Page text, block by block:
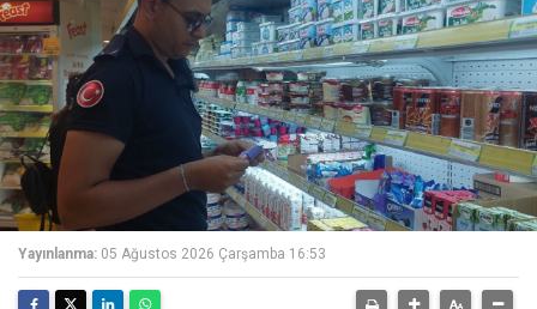
Yayınlanma: 05 Ağustos 2026 Çarşamba 16:53